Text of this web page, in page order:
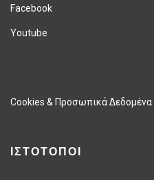
Facebook
Youtube
Cookies & Προσωπικά Δεδομένα
ΙΣΤΟΤΟΠΟΙ